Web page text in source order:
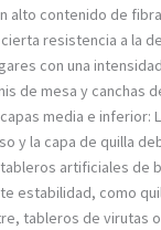
alto contenido de
resistencia a la
con una
de mesa y canchas
media e inferior:
y la capa de quilla
artificiales de
estabilidad, como
tableros de virutas